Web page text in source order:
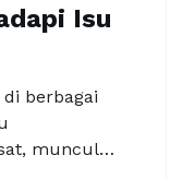
Isu
berbagai
muncul